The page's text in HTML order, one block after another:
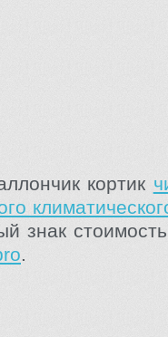
кортик
знак
.